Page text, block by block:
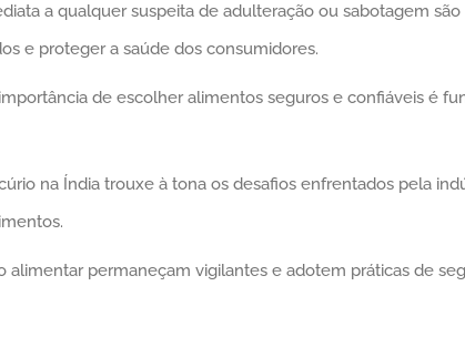
a qualquer suspeita de adulteração ou sabotagem são
e proteger a saúde dos consumidores.
de escolher alimentos seguros e confiáveis é
na Índia trouxe à tona os desafios enfrentados pela
permaneçam vigilantes e adotem práticas de